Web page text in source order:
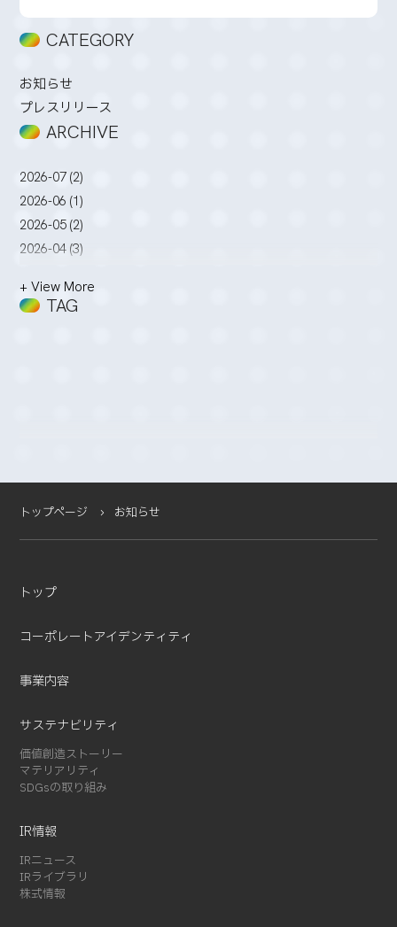
CATEGORY
お知らせ
プレスリリース
ARCHIVE
2026-07 (2)
2026-06 (1)
2026-05 (2)
2026-04 (3)
2026-02 (3)
2025-06 (2)
2025-05 (1)
2025-04 (11)
2025-02 (3)
2024-12 (4)
2024-10 (7)
2024-07 (1)
2024-03 (2)
2024-02 (3)
2024-01 (1)
2023-12 (2)
2023-07 (2)
2023-06 (2)
+ View More
TAG
トップページ お知らせ
トップ
コーポレートアイデンティティ
事業内容
サステナビリティ
価値創造ストーリー
マテリアリティ
SDGsの取り組み
IR情報
IRニュース
IRライブラリ
株式情報